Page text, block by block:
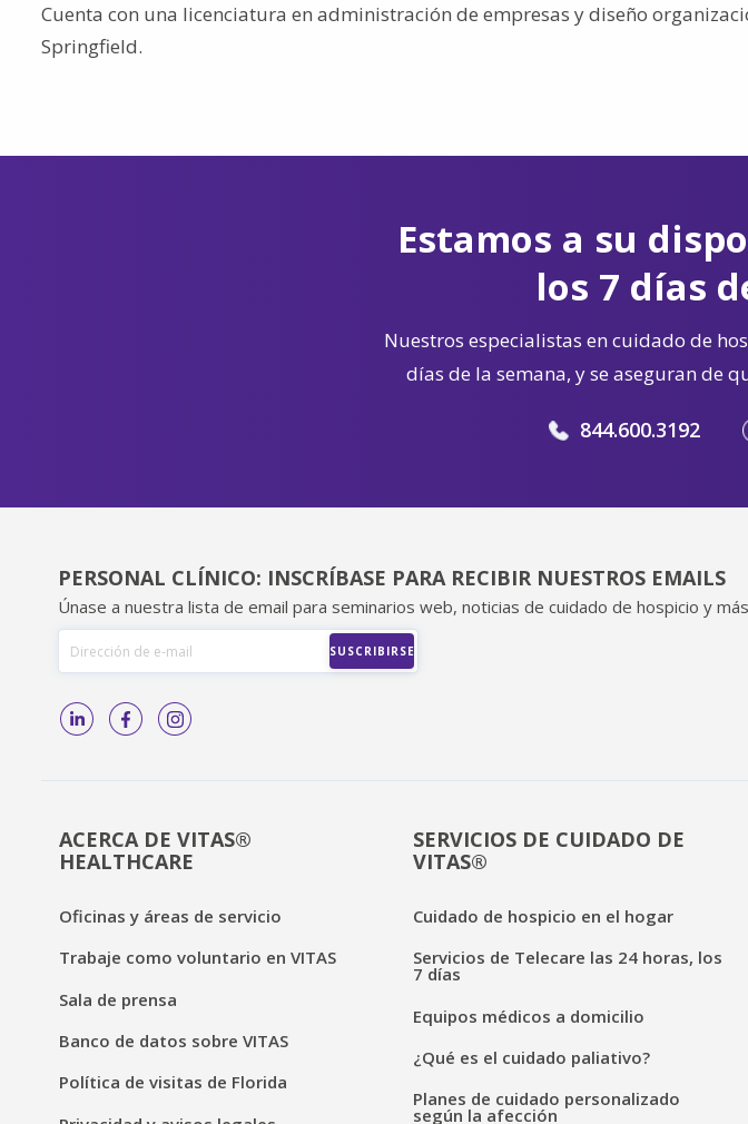
Cuenta con una licenciatura en administración de empresas y diseño
Springfield.
Estamos a su
los 7 días
Nuestros especialistas en cuidado de
días de la semana, y se aseguran de
844.600.3192
PERSONAL CLÍNICO: INSCRÍBASE PARA RECIBIR NUESTROS EMAILS
Únase a nuestra lista de email para seminarios web, noticias de cuidado de hospicio y
ACERCA DE VITAS®
HEALTHCARE
Oficinas y áreas de servicio
Trabaje como voluntario en VITAS
Sala de prensa
Banco de datos sobre VITAS
Política de visitas de Florida
SERVICIOS DE CUIDADO DE
VITAS®
Cuidado de hospicio en el hogar
Servicios de Telecare las 24 horas, los
7 días
Equipos médicos a domicilio
¿Qué es el cuidado paliativo?
Planes de cuidado personalizado
según la afección